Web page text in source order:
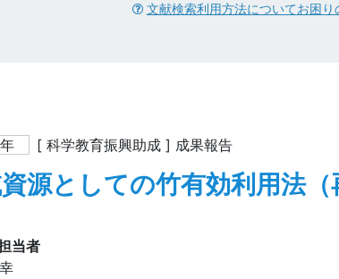
文献検索利用方法についてお困り
[ 科学教育振興助成 ] 成果報告
源としての竹有効利用法
当者